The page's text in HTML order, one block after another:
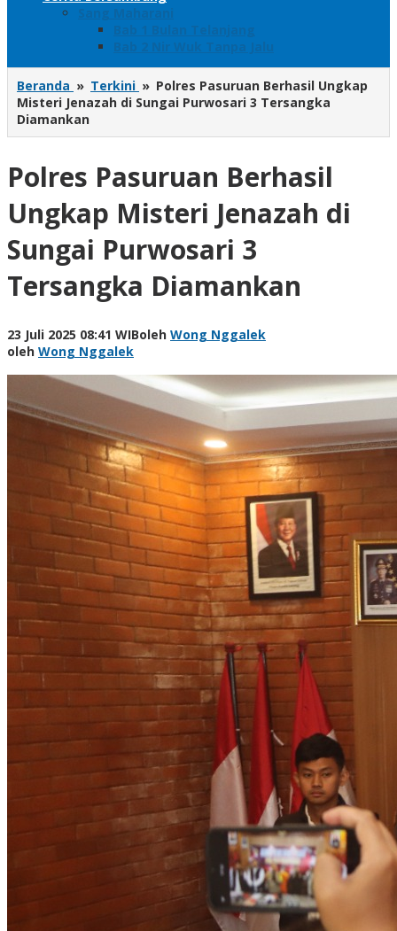
Sang Maharani
Bab 1 Bulan Telanjang
Bab 2 Nir Wuk Tanpa Jalu
Beranda » Terkini » Polres Pasuruan Berhasil Ungkap
Misteri Jenazah di Sungai Purwosari 3 Tersangka
Diamankan
Polres Pasuruan Berhasil
Ungkap Misteri Jenazah di
Sungai Purwosari 3
Tersangka Diamankan
23 Juli 2025 08:41 WIBoleh Wong Nggalek
oleh Wong Nggalek